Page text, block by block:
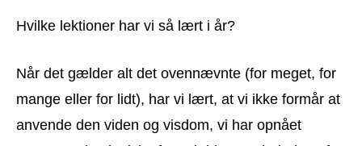
Hvilke lektioner har vi så lært i år?
Når det gælder alt det ovennævnte (for meget, for
mange eller for lidt), har vi lært, at vi ikke formår at
anvende den viden og visdom, vi har opnået